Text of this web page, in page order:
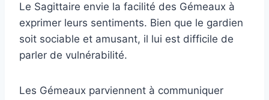
Le Sagittaire envie la facilité des Gémeaux à
exprimer leurs sentiments. Bien que le gardien
soit sociable et amusant, il lui est difficile de
parler de vulnérabilité.
Les Gémeaux parviennent à communiquer